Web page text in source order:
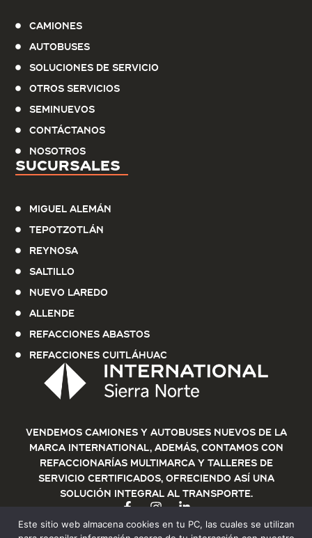
Vendemos Camiones y Autobuses nuevos de la
marca International, además, contamos con
refaccionarías multimarca y talleres de
servicio certificados, ofreciendo así una
solución integral al transporte.
Sucursales
Miguel Alemán
Tepotzotlán
Reynosa
Saltillo
Nuevo Laredo
Allende
Refacciones Abastos
Refacciones Cuitláhuac
Camiones
Autobuses
Soluciones de servicio
Otros Servicios
Seminuevos
Contáctanos
Nosotros
Este sitio web almacena cookies en tu PC, las cuales se utilizan